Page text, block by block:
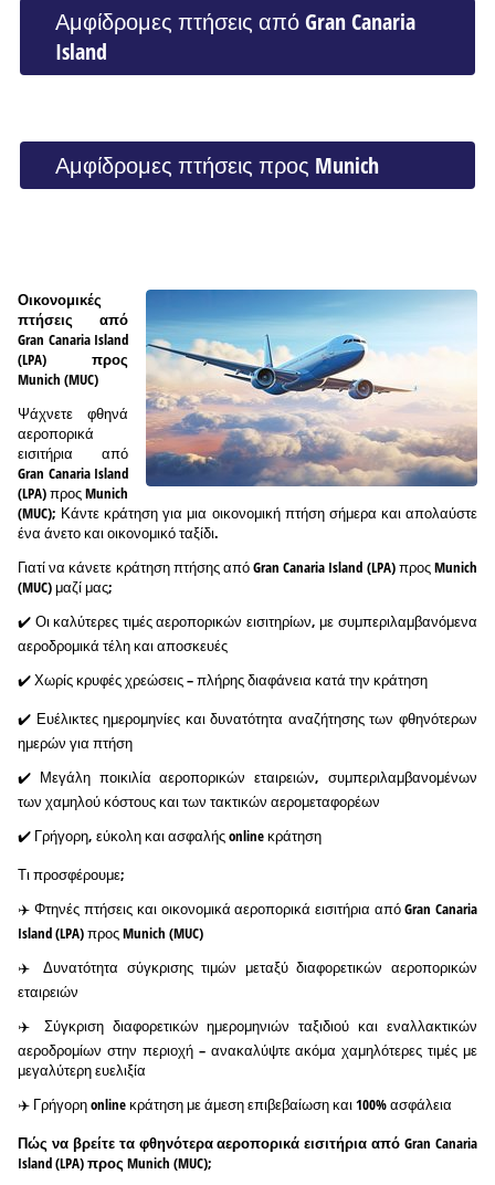
Αμφίδρομες πτήσεις από Gran Canaria
Island
Αμφίδρομες πτήσεις προς Munich
Οικονομικές
πτήσεις από
Gran Canaria Island
(LPA) προς
Munich (MUC)
Ψάχνετε φθηνά
αεροπορικά
εισιτήρια από
Gran Canaria Island
(LPA) προς Munich
(MUC); Κάντε κράτηση για μια οικονομική πτήση σήμερα και απολαύστε
ένα άνετο και οικονομικό ταξίδι.
Γιατί να κάνετε κράτηση πτήσης από Gran Canaria Island (LPA) προς Munich
(MUC) μαζί μας;
✔️ Οι καλύτερες τιμές αεροπορικών εισιτηρίων, με συμπεριλαμβανόμενα
αεροδρομικά τέλη και αποσκευές
✔️ Χωρίς κρυφές χρεώσεις – πλήρης διαφάνεια κατά την κράτηση
✔️ Ευέλικτες ημερομηνίες και δυνατότητα αναζήτησης των φθηνότερων
ημερών για πτήση
✔️ Μεγάλη ποικιλία αεροπορικών εταιρειών, συμπεριλαμβανομένων
των χαμηλού κόστους και των τακτικών αερομεταφορέων
✔️ Γρήγορη, εύκολη και ασφαλής online κράτηση
Τι προσφέρουμε;
✈️ Φτηνές πτήσεις και οικονομικά αεροπορικά εισιτήρια από Gran Canaria
Island (LPA) προς Munich (MUC)
✈️ Δυνατότητα σύγκρισης τιμών μεταξύ διαφορετικών αεροπορικών
εταιρειών
✈️ Σύγκριση διαφορετικών ημερομηνιών ταξιδιού και εναλλακτικών
αεροδρομίων στην περιοχή – ανακαλύψτε ακόμα χαμηλότερες τιμές με
μεγαλύτερη ευελιξία
✈️ Γρήγορη online κράτηση με άμεση επιβεβαίωση και 100% ασφάλεια
Πώς να βρείτε τα φθηνότερα αεροπορικά εισιτήρια από Gran Canaria
Island (LPA) προς Munich (MUC);